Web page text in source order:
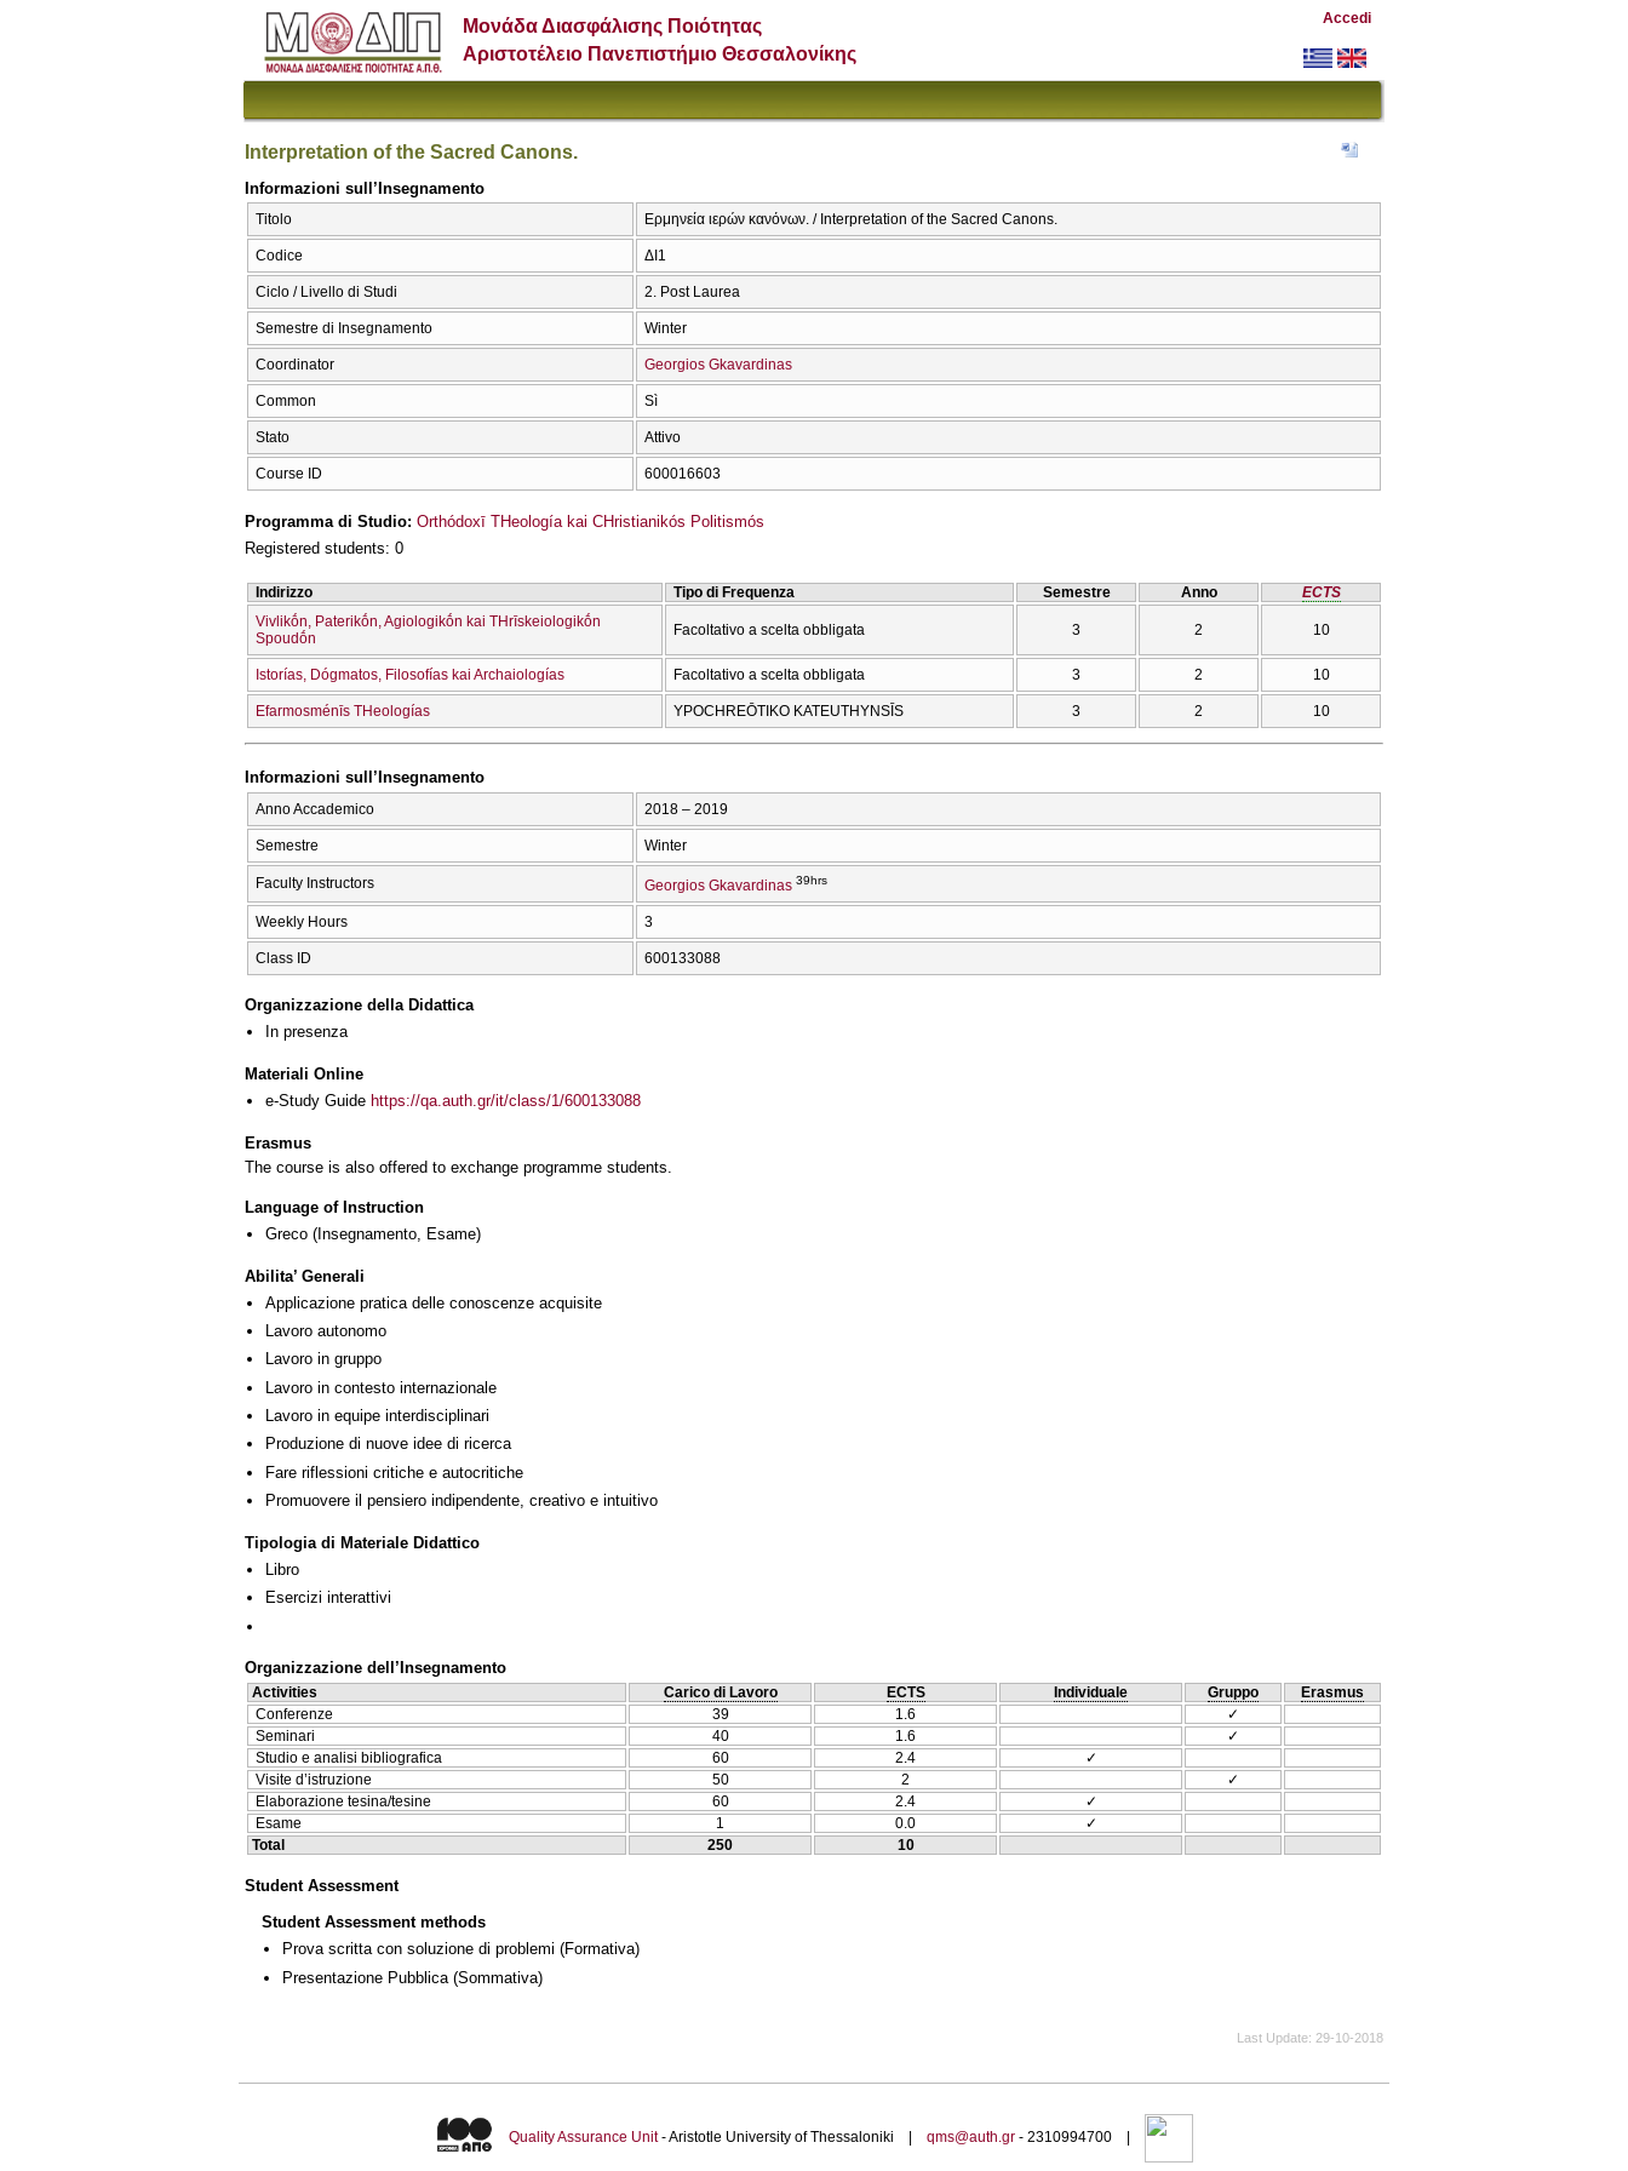
Μονάδα Διασφάλισης Ποιότητας
Αριστοτέλειο Πανεπιστήμιο Θεσσαλονίκης
Accedi
Interpretation of the Sacred Canons.
Informazioni sull’Insegnamento
Titolo Ερμηνεία ιερών κανόνων. / Interpretation of the Sacred Canons.
Codice ΔΙ1
Ciclo / Livello di Studi 2. Post Laurea
Semestre di Insegnamento Winter
Coordinator Georgios Gkavardinas
Common Sì
Stato Attivo
Course ID 600016603
Programma di Studio: Orthódoxī THeología kai CΗristianikós Politismós
Registered students: 0
Indirizzo Tipo di Frequenza Semestre Anno
ECTS
Vivlikṓn, Paterikṓn, Agiologikṓn kai THrīskeiologikṓn
Spoudṓn
Facoltativo a scelta obbligata 3 2 10
Istorías, Dógmatos, Filosofías kai Archaiologías Facoltativo a scelta obbligata 3 2 10
Efarmosménīs THeologías YPOCΗREŌTIKO KATEUTHYNSĪS 3 2 10
Informazioni sull’Insegnamento
Anno Accademico 2018 – 2019
Semestre Winter
Faculty Instructors Georgios Gkavardinas 39hrs
Weekly Hours 3
Class ID 600133088
Organizzazione della Didattica
In presenza
Materiali Online
e-Study Guide https://qa.auth.gr/it/class/1/600133088
Erasmus
The course is also offered to exchange programme students.
Language of Instruction
Greco (Insegnamento, Esame)
Abilita’ Generali
Applicazione pratica delle conoscenze acquisite
Lavoro autonomo
Lavoro in gruppo
Lavoro in contesto internazionale
Lavoro in equipe interdisciplinari
Produzione di nuove idee di ricerca
Fare riflessioni critiche e autocritiche
Promuovere il pensiero indipendente, creativo e intuitivo
Tipologia di Materiale Didattico
Libro
Esercizi interattivi
Organizzazione dell’Insegnamento
Activities Carico di Lavoro ECTS Individuale Gruppo
Erasmus
Conferenze
39 1.6
✓
Seminari
40 1.6
✓
Studio e analisi bibliografica
60 2.4
✓
Visite d’istruzione
50 2
✓
Elaborazione tesina/tesine
60 2.4
✓
Esame
1 0.0
✓
Total
250 10
Student Assessment
Student Assessment methods
Prova scritta con soluzione di problemi (Formativa)
Presentazione Pubblica (Sommativa)
Last Update 29-10-2018
Quality Assurance Unit- Aristotle University of Thessaloniki | qms@auth.gr- 2310994700 |